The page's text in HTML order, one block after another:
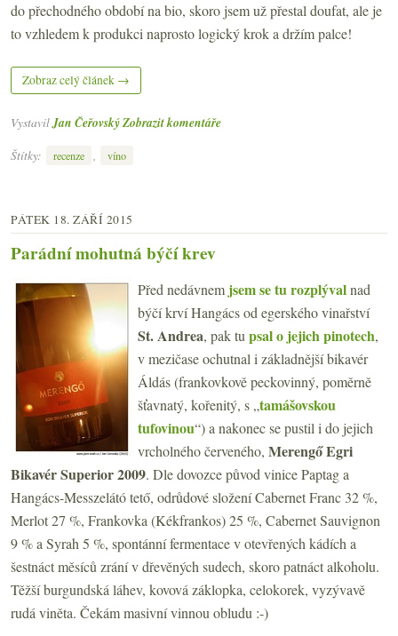
do přechodného období na bio, skoro jsem už přestal doufat, ale je
to vzhledem k produkci naprosto logický krok a držím palce!
Zobraz celý článek →
VystavilJan ČeřovskýZobrazit komentáře
Štítky:
recenze , víno
PÁTEK 18. ZÁŘÍ 2015
Parádní mohutná býčí krev
Před nedávnem jsem se tu rozplývalnad
býčí krví Hangács od egerského vinařství
St. Andrea, pak tu psal o jejich pinotech,
v mezičase ochutnal i základnější bikavér
Áldás (frankovkově peckovinný, poměrně
šťavnatý, kořenitý, s „tamášovskou
tufovinou“) a nakonec se pustil i do jejich
vrcholného červeného, Merengő Egri
Bikavér Superior 2009. Dle dovozce původ vinice Paptag a
Hangács-Messzelátó tető, odrůdové složení Cabernet Franc 32 %,
Merlot 27 %, Frankovka (Kékfrankos) 25 %, Cabernet Sauvignon
9 % a Syrah 5 %, spontánní fermentace v otevřených kádích a
šestnáct měsíců zrání v dřevěných sudech, skoro patnáct alkoholu.
Těžší burgundská láhev, kovová záklopka, celokorek, vyzývavě
rudá viněta. Čekám masivní vinnou obludu :-)